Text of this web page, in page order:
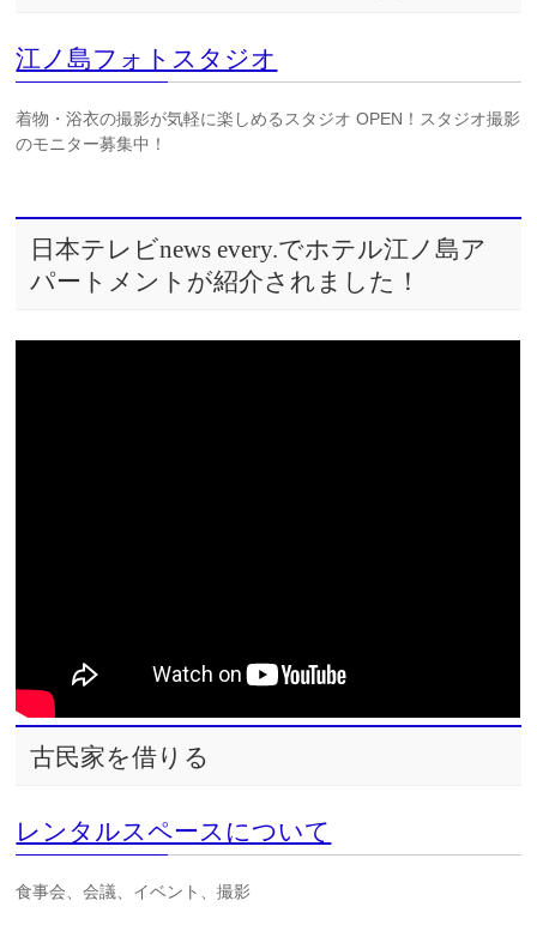
江ノ島フォトスタジオ
着物・浴衣の撮影が気軽に楽しめるスタジオ OPEN！スタジオ撮影
のモニター募集中！
日本テレビnews every.でホテル江ノ島ア
パートメントが紹介されました！
古民家を借りる
レンタルスペースについて
食事会、会議、イベント、撮影